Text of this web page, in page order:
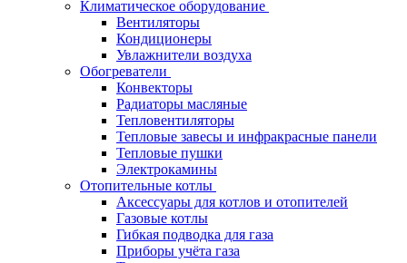
Климатическое оборудование
Вентиляторы
Кондиционеры
Увлажнители воздуха
Обогреватели
Конвекторы
Радиаторы масляные
Тепловентиляторы
Тепловые завесы и инфракрасные панели
Тепловые пушки
Электрокамины
Отопительные котлы
Аксессуары для котлов и отопителей
Газовые котлы
Гибкая подводка для газа
Приборы учёта газа